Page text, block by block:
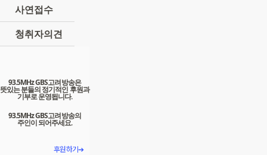
사연접수
청취자의견
93.5MHz GBS고려방송은
뜻있는 분들의 정기적인 후원과
기부로 운영됩니다.
93.5MHz GBS고려방송의
주인이 되어주세요.
후원하기➔